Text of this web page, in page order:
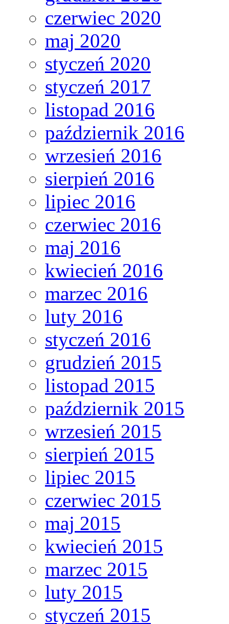
czerwiec 2020
maj 2020
styczeń 2020
styczeń 2017
listopad 2016
październik 2016
wrzesień 2016
sierpień 2016
lipiec 2016
czerwiec 2016
maj 2016
kwiecień 2016
marzec 2016
luty 2016
styczeń 2016
grudzień 2015
listopad 2015
październik 2015
wrzesień 2015
sierpień 2015
lipiec 2015
czerwiec 2015
maj 2015
kwiecień 2015
marzec 2015
luty 2015
styczeń 2015